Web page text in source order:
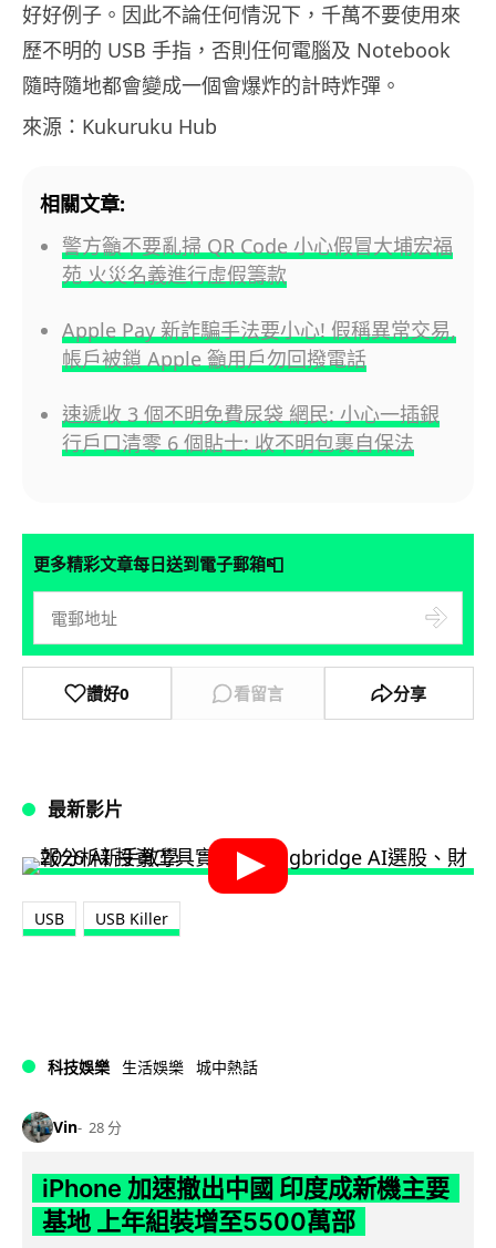
好好例子。因此不論任何情況下，千萬不要使用來
歷不明的 USB 手指，否則任何電腦及 Notebook
隨時隨地都會變成一個會爆炸的計時炸彈。
來源：Kukuruku Hub
相關文章:
警方籲不要亂掃 QR Code 小心假冒大埔宏福
苑 火災名義進行虛假籌款
Apple Pay 新詐騙手法要小心! 假稱異常交易,
帳戶被鎖 Apple 籲用戶勿回撥電話
速遞收 3 個不明免費尿袋 網民: 小心一插銀
行戶口清零 6 個貼士: 收不明包裹自保法
更多精彩文章每日送到電子郵箱📮
讚好0 看留言 分享
最新影片
USB USB Killer
科技娛樂 生活娛樂 城中熱話
Vin 28 分
iPhone 加速撤出中國 印度成新機主要
基地 上年組裝增至5500萬部